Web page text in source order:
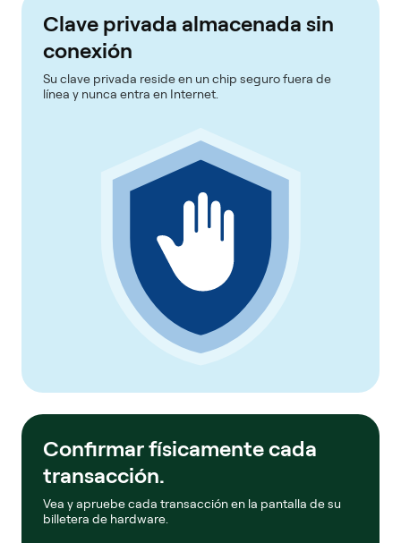
Clave privada almacenada sin
conexión
Su clave privada reside en un chip seguro fuera de
línea y nunca entra en Internet.
Confirmar físicamente cada
transacción.
Vea y apruebe cada transacción en la pantalla de su
billetera de hardware.